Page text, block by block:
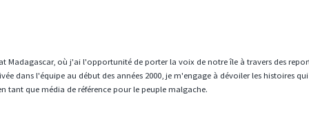
Madagascar, où j'ai l'opportunité de porter la voix de notre île à travers des
dans l'équipe au début des années 2000, je m'engage à dévoiler les histoires qui
tant que média de référence pour le peuple malgache.